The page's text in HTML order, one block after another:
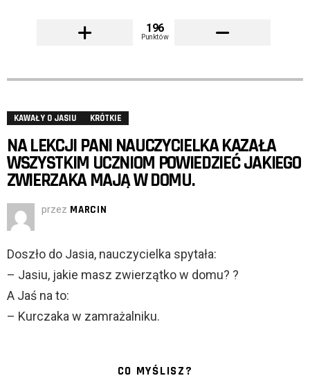
196
Punktów
KAWAŁY O JASIU KRÓTKIE
NA LEKCJI PANI NAUCZYCIELKA KAZAŁA
WSZYSTKIM UCZNIOM POWIEDZIEĆ JAKIEGO
ZWIERZAKA MAJĄ W DOMU.
przez MARCIN
Doszło do Jasia, nauczycielka spytała:
– Jasiu, jakie masz zwierzątko w domu? ?
A Jaś na to:
– Kurczaka w zamrażalniku.
CO MYŚLISZ?